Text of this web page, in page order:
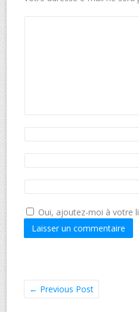
Oui, ajoutez-moi à votre
← Previous Post